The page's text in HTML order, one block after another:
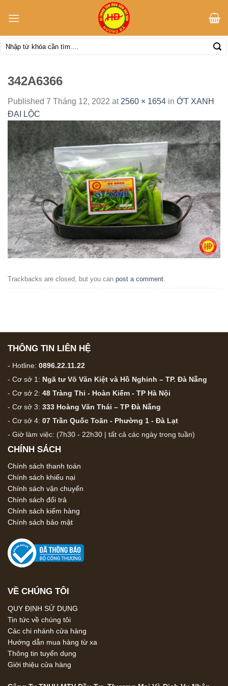
Tìm
kiếm:
342A6366
Published 7 Tháng 12, 2022 at 2560 × 1654 in ỚT XANH
ĐẠI LỘC
Trackbacks are closed, but you can post a comment
THÔNG TIN LIÊN HỆ
- Hotline: 0896.22.11.22
- Cơ sở 1: Ngã tư Võ Văn Kiệt và Hồ Nghinh – TP. Đà Nẵng
- Cơ sở 2: 48 Tràng Thi - Hoàn Kiếm - TP Hà Nội
- Cơ sở 3: 333 Hoàng Văn Thái – TP Đà Nẵng
- Cơ sở 4: 07 Trần Quốc Toãn - Phường 1 - Đà Lạt
- Giờ làm việc: (7h30 - 22h30 | tất cả các ngày trong tuần)
CHÍNH SÁCH
Chính sách thanh toán
Chính sách khiếu nại
Chính sách vận chuyển
Chính sách đổi trả
Chính sách kiểm hàng
Chính sách bảo mật
VỀ CHÚNG TÔI
QUY ĐỊNH SỬ DỤNG
Tin tức về chúng tôi
Các chi nhánh cửa hàng
Hướng dẫn mua hàng từ xa
Thông tin tuyển dụng
Giới thiệu cửa hàng